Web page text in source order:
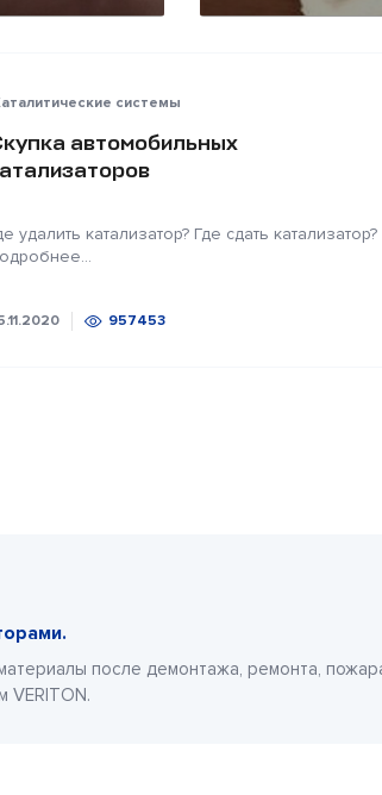
системы
автомобильных
удалить катализатор? Где сдать катализатор?
957453
после демонтажа, ремонта,